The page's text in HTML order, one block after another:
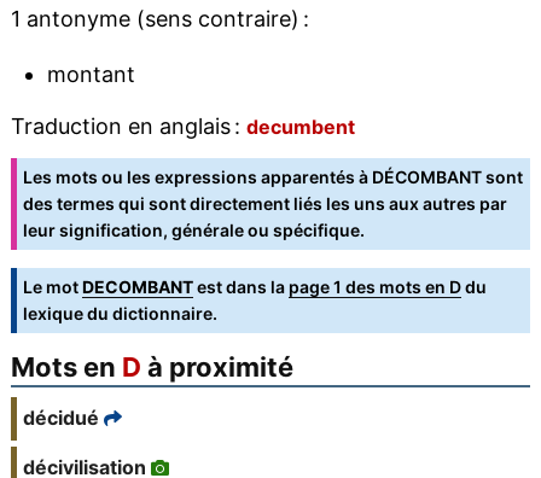
1 antonyme (sens contraire) :
montant
Traduction en anglais : decumbent
Les mots ou les expressions apparentés à DÉCOMBANT sont
des termes qui sont directement liés les uns aux autres par
leur signification, générale ou spécifique.
Le motDECOMBANTest dans la page 1 des mots en Ddu
lexique du dictionnaire.
Mots en D à proximité
décidué
décivilisation